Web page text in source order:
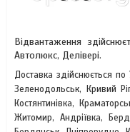
Відвантаження
Автолюкс, Делівері.
Доставка здійснюється
Зеленодольськ, Кривий
Костянтинівка,
Житомир, Андріївка,